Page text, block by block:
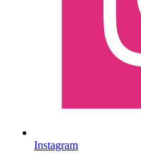
Instagram